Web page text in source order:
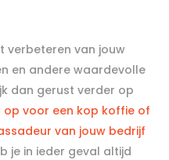
verbeteren van jouw
en andere waardevolle
dan gerust verder op
voor een kop koffie of
van jouw bedrijf
je in ieder geval altijd